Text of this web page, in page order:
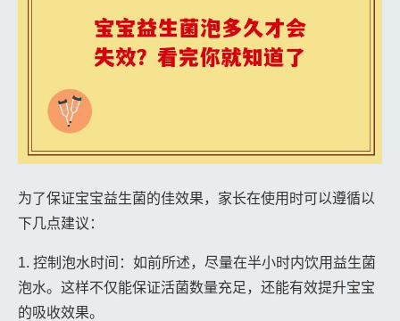
为了保证宝宝益生菌的佳效果，家长在使用时可以遵循以
下几点建议：
1. 控制泡水时间：如前所述，尽量在半小时内饮用益生菌
泡水。这样不仅能保证活菌数量充足，还能有效提升宝宝
的吸收效果。